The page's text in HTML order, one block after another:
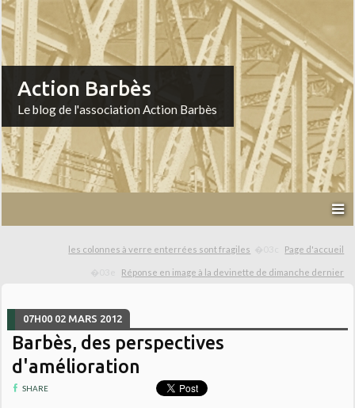
Action Barbès
Le blog de l'association Action Barbès
les colonnes à verre enterrées sont fragiles Page d'accueil
Réponse en image à la devinette de dimanche dernier
07H00 02 MARS 2012
Barbès, des perspectives
d'amélioration
SHARE